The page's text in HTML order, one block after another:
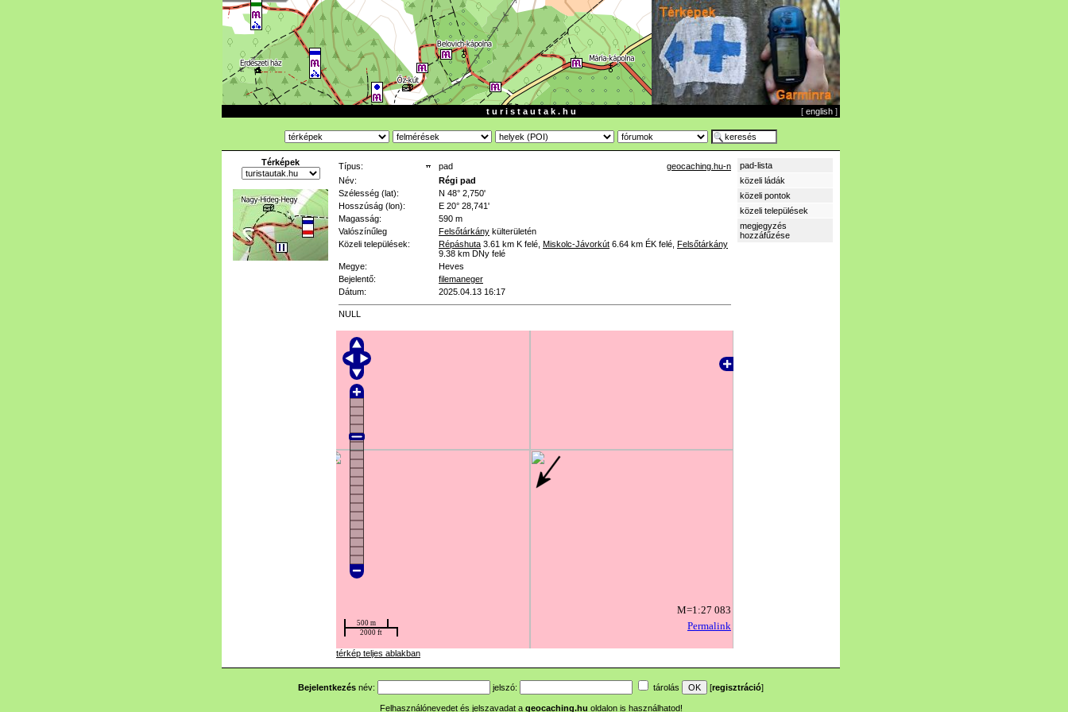
t u r i s t a u t a k . h u [ english ]
Térképek Típus: pad
geocaching.hu-n
Név:
Régi pad
Szélesség (lat):
N 48° 2,750'
Hosszúság (lon):
E 20° 28,741'
Magasság:
590 m
Valószínűleg
Felsőtárkány külterületén
Közeli települések:
Répáshuta 3.61 km K felé Miskolc-Jávorkút 6.64 km ÉK felé Felsőtárkány
9.38 km DNy felé
Megye:
Heves
Bejelentő:
filemaneger
Dátum:
2025.04.13 16:17
NULL
térkép teljes ablakban
pad-lista
közeli ládák
közeli pontok
közeli települések
megjegyzés
hozzáfűzése
Bejelentkezés név: jelszó: tárolás [regisztráció]
Felhasználónevedet és jelszavadat a geocaching.hu oldalon is használhatod!